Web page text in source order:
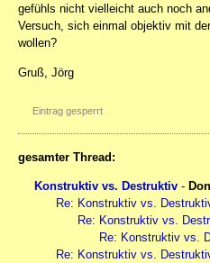
gefühls nicht vielleicht auch noch
Versuch, sich einmal objektiv mit
wollen?
Gruß, Jörg
Eintrag gesperrt
gesamter Thread:
Konstruktiv vs. Destruktiv -
Re: Konstruktiv vs.
Re: Konstruktiv vs.
Re: Konstruktiv vs.
Re: Konstruktiv vs.